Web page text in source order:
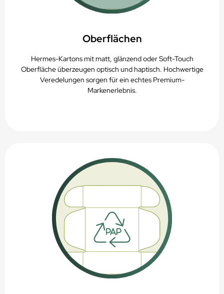
Oberflächen
Hermes-Kartons mit matt, glänzend oder Soft-Touch
Oberfläche überzeugen optisch und haptisch. Hochwertige
Veredelungen sorgen für ein echtes Premium-
Markenerlebnis.